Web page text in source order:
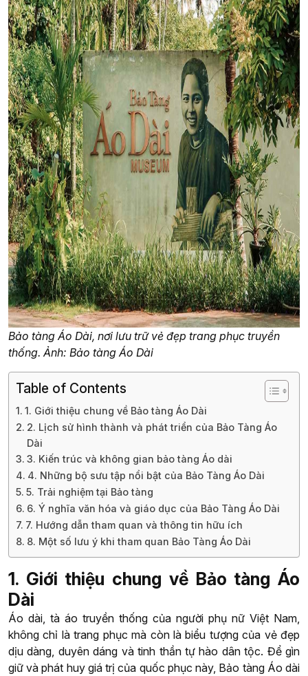
Bảo tàng Áo Dài, nơi lưu trữ vẻ đẹp trang phục truyền
thống. Ảnh: Bảo tàng Áo Dài
Table of Contents
1. Giới thiệu chung về Bảo tàng Áo Dài
2. Lịch sử hình thành và phát triển của Bảo Tàng Áo
Dài
3. Kiến trúc và không gian bảo tàng Áo dài
4. Những bộ sưu tập nổi bật của Bảo Tàng Áo Dài
5. Trải nghiệm tại Bảo tàng
6. Ý nghĩa văn hóa và giáo dục của Bảo Tàng Áo Dài
7. Hướng dẫn tham quan và thông tin hữu ích
8. Một số lưu ý khi tham quan Bảo Tàng Áo Dài
1. Giới thiệu chung về Bảo tàng Áo
Dài
Áo dài, tà áo truyền thống của người phụ nữ Việt Nam,
không chỉ là trang phục mà còn là biểu tượng của vẻ đẹp
dịu dàng, duyên dáng và tinh thần tự hào dân tộc. Để gìn
giữ và phát huy giá trị của quốc phục này, Bảo tàng Áo dài